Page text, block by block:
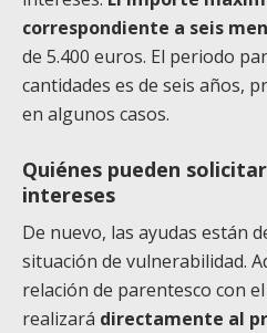
correspondiente a seis
de 5.400 euros. El periodo
cantidades es de seis años,
en algunos casos.
Quiénes pueden
intereses
De nuevo, las ayudas están
situación de vulnerabilidad.
relación de parentesco con
realizará directamente al